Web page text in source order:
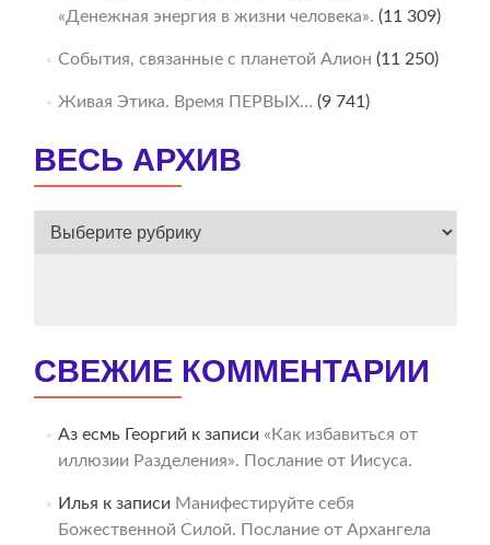
«Денежная энергия в жизни человека». (11 309)
События, связанные с планетой Алион (11 250)
Живая Этика. Время ПЕРВЫХ… (9 741)
ВЕСЬ АРХИВ
ВЕСЬ
СВЕЖИЕ КОММЕНТАРИИ
Аз есмь Георгий к записи «Как избавиться от
иллюзии Разделения». Послание от Иисуса.
Илья к записи Манифестируйте себя
Божественной Силой. Послание от Архангела